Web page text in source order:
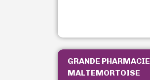
GRANDE PHARMACIE
MALTEMORTOISE